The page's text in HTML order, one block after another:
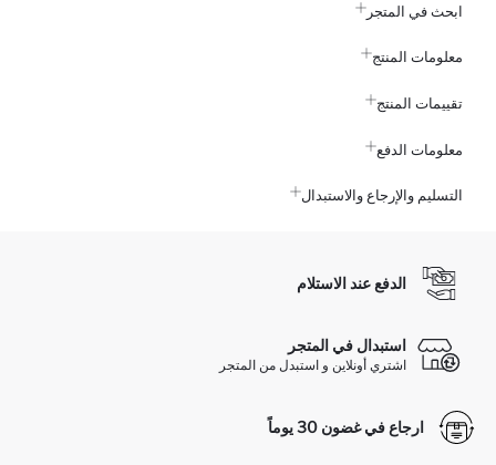
ابحث في المتجر
معلومات المنتج
تقييمات المنتج
معلومات الدفع
التسليم والإرجاع والاستبدال
الدفع عند الاستلام
استبدال في المتجر
اشتري أونلاين و استبدل من المتجر
ارجاع في غضون 30 يوماً